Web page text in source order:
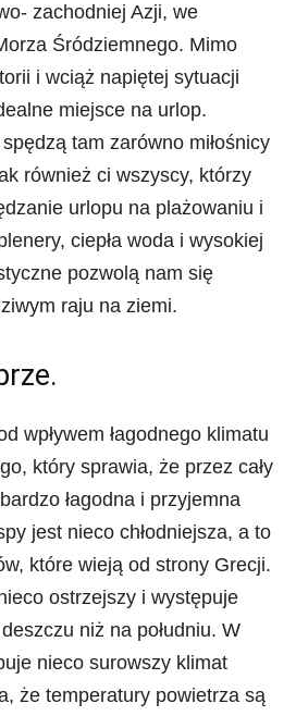
zachodniej Azji, we
Śródziemnego. Mimo
i wciąż napiętej sytuacji
miejsce na urlop.
tam zarówno miłośnicy
również ci wszyscy, którzy
urlopu na plażowaniu i
ciepła woda i wysokiej
pozwolą nam się
raju na ziemi.
wpływem łagodnego klimatu
który sprawia, że przez cały
łagodna i przyjemna
jest nieco chłodniejsza, a to
które wieją od strony Grecji.
ostrzejszy i występuje
niż na południu. W
nieco surowszy klimat
że temperatury powietrza są